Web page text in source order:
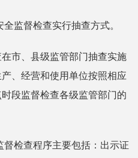
监督检查实行抽查方式。
、县级监管部门抽查实施
、经营和使用单位按照相应
段监督检查各级监管部门的
督检查程序主要包括：出示证